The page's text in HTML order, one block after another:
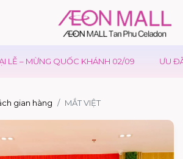
– MỪNG QUỐC KHÁNH 02/09 ƯU ĐÃI
gian hàng MẮT VIỆT